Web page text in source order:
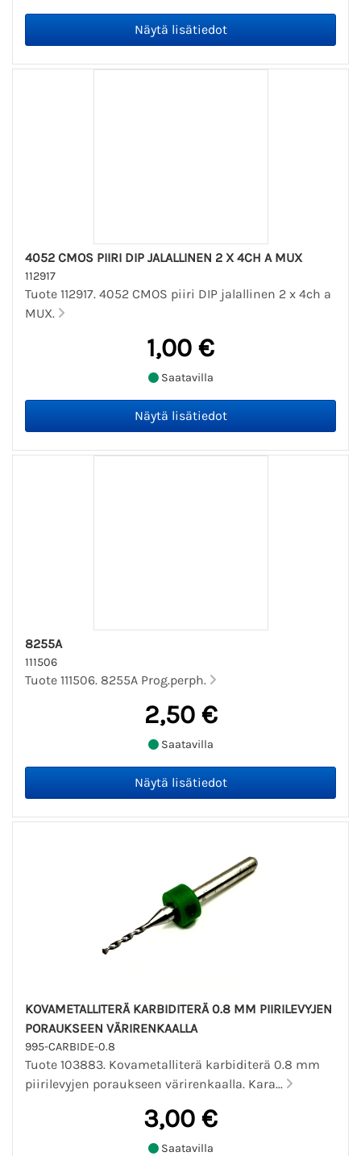
4052 CMOS PIIRI DIP JALALLINEN 2 X 4CH A MUX
112917
Tuote 112917. 4052 CMOS piiri DIP jalallinen 2 x 4ch a
MUX.
1,00 €
Saatavilla
8255A
111506
Tuote 111506. 8255A Prog.perph.
2,50 €
Saatavilla
KOVAMETALLITERÄ KARBIDITERÄ 0.8 MM PIIRILEVYJEN
PORAUKSEEN VÄRIRENKAALLA
995-CARBIDE-0.8
Tuote 103883. Kovametalliterä karbiditerä 0.8 mm
piirilevyjen poraukseen värirenkaalla. Kara...
3,00 €
Saatavilla